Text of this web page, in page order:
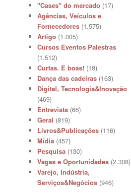
"Cases" do mercado (17)
Agências, Veículos e
Fornecedores (1.575)
Artigo (1.005)
Cursos Eventos Palestras
(1.512)
Curtas. E boas! (18)
Dança das cadeiras (163)
Digital, Tecnologia&Inovação
(469)
Entrevista (66)
Geral (819)
Livros&Publicações (116)
Mídia (457)
Pesquisa (130)
Vagas e Oportunidades (2.308)
Varejo, Indústria,
Serviços&Negócios (946)